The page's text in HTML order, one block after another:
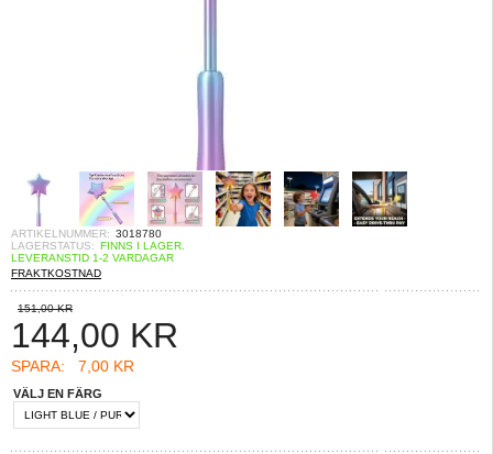
ARTIKELNUMMER: 3018780
LAGERSTATUS: FINNS I LAGER.
LEVERANSTID 1-2 VARDAGAR
FRAKTKOSTNAD
151,00 KR
144,00 KR
SPARA: 7,00 KR
VÄLJ EN FÄRG